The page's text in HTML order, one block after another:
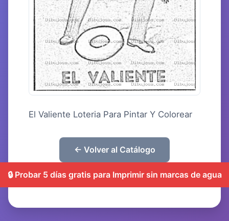
El Valiente Loteria Para Pintar Y Colorear
← Volver al Catálogo
🔒 Probar 5 días gratis para Imprimir sin marcas de agua